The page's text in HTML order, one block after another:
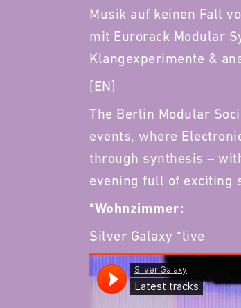
Musik auf keinen Fall
mit Eurorack Modular
Klangexperimente &
[EN]
The Berlin Modular
events, where
through synthesis –
evening full of exciting
*Wohnzimmer:
Silver Galaxy *live